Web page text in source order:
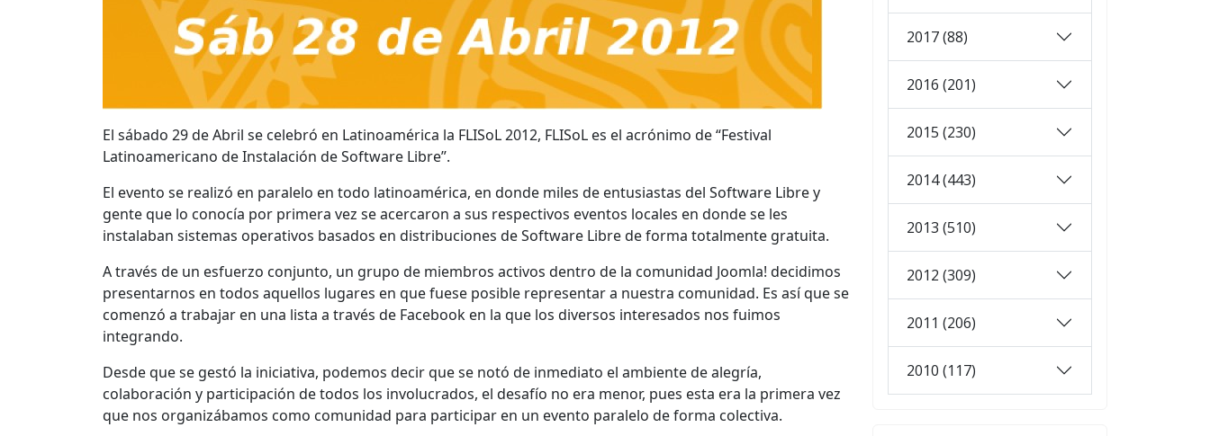
El sábado 29 de Abril se celebró en Latinoamérica la FLISoL 2012, FLISoL es el acrónimo de “Festival
Latinoamericano de Instalación de Software Libre”.
El evento se realizó en paralelo en todo latinoamérica, en donde miles de entusiastas del Software Libre y
gente que lo conocía por primera vez se acercaron a sus respectivos eventos locales en donde se les
instalaban sistemas operativos basados en distribuciones de Software Libre de forma totalmente gratuita.
A través de un esfuerzo conjunto, un grupo de miembros activos dentro de la comunidad Joomla! decidimos
presentarnos en todos aquellos lugares en que fuese posible representar a nuestra comunidad. Es así que se
comenzó a trabajar en una lista a través de Facebook en la que los diversos interesados nos fuimos
integrando.
Desde que se gestó la iniciativa, podemos decir que se notó de inmediato el ambiente de alegría,
colaboración y participación de todos los involucrados, el desafío no era menor, pues esta era la primera vez
que nos organizábamos como comunidad para participar en un evento paralelo de forma colectiva.
2017 (88)
2016 (201)
2015 (230)
2014 (443)
2013 (510)
2012 (309)
2011 (206)
2010 (117)